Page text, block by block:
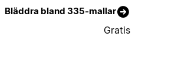
Bläddra bland 335-mallar
Gratis